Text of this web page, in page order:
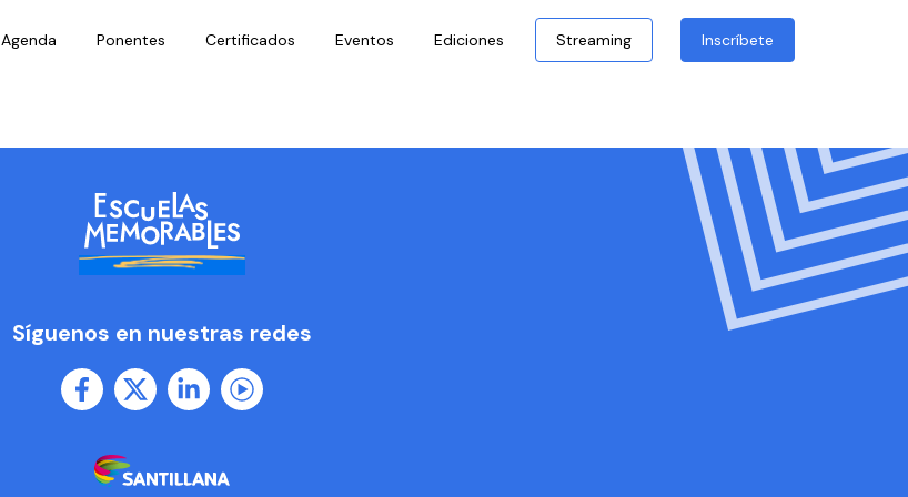
Agenda Ponentes Certificados Eventos Ediciones Streaming Inscríbete
Síguenos en nuestras redes